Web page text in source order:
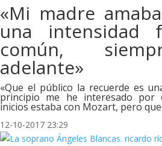
«Mi madre
una intensidad
común,
adelante»
«Que el público la recuerde es
principio me he interesado por
inicios estaba con Mozart, pero
12-10-2017 23:29